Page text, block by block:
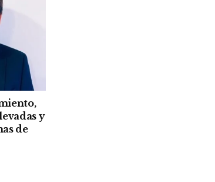
y
de